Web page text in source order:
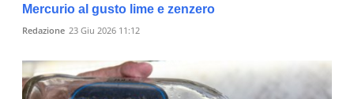
Mercurio al gusto lime e zenzero
Redazione 23 Giu 2026 11:12